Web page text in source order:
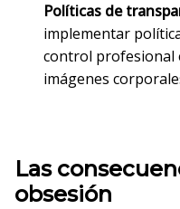
Políticas de
implementar
control profesional
imágenes
Las
obsesión